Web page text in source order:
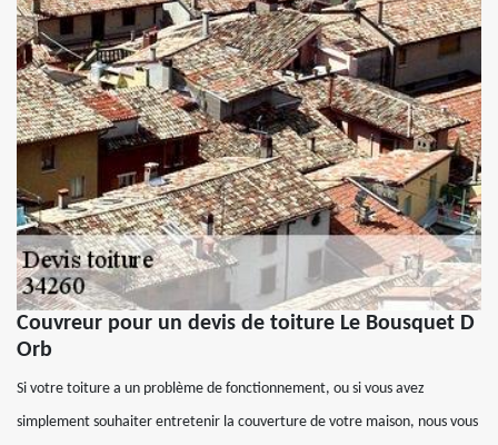
Couvreur pour un devis de toiture Le Bousquet D
Orb
Si votre toiture a un problème de fonctionnement, ou si vous avez
simplement souhaiter entretenir la couverture de votre maison, nous vous